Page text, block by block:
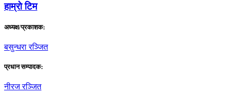
हाम्राे टिम
अध्यक्ष/प्रकाशक:
बसुन्धरा रञ्जित
प्रधान सम्पादक:
नीरज रञ्जित